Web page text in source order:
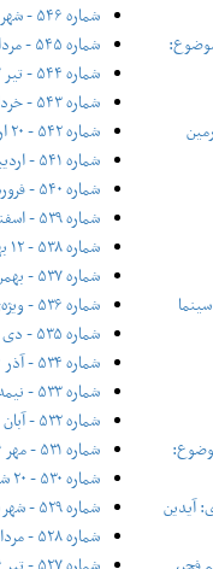
یک موضوع:
یک موضوع:
آیدین
شماره ۵۴۶ - شهریور ۱۳۹۷
شماره ۵۴۵ - مرداد ۱۳۹۷
شماره ۵۴۴ - تیر ۱۳۹۷
شماره ۵۴۳ - خرداد ۱۳۹۷
شماره ۵۴۲ - ۲۰ اردیبهشت ۱۳۹۷
شماره ۵۴۱ - اردیبهشت ۱۳۹۷
شماره ۵۴۰ - فروردین ۱۳۹۷
شماره ۵۳۹ - اسفند ۱۳۹۶
شماره ۵۳۸ - ۱۲ بهمن ۱۳۹۶
شماره ۵۳۷ - بهمن ۱۳۹۶
شماره ۵۳۶ - ویژه‌ی زمستان ۱۳۹۶
شماره ۵۳۵ - دی ۱۳۹۶
شماره ۵۳۴ - آذر ۱۳۹۶
شماره ۵۳۳ - نیمه‌ی دوم آبان ۱۳۹۶
شماره ۵۳۲ - آبان ۱۳۹۶
شماره ۵۳۱ - مهر ۱۳۹۶
شماره ۵۳۰ - ۲۰ شهریور ۱۳۹۶
شماره ۵۲۹ - شهریور ۱۳۹۶
شماره ۵۲۸ - مرداد ۱۳۹۶